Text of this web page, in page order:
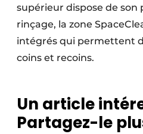
supérieur dispose de son
rinçage, la zone
intégrés qui permettent
coins et recoins.
Un article
Partagez-le